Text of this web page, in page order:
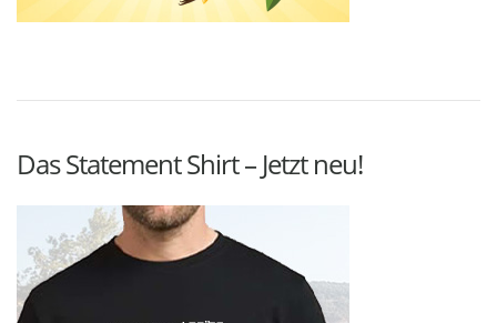
Das Statement Shirt – Jetzt neu!